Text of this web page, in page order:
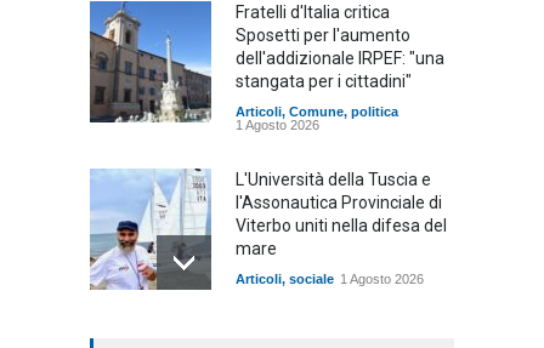
Fratelli d'Italia critica
Sposetti per l'aumento
dell'addizionale IRPEF: "una
stangata per i cittadini"
Articoli, Comune, politica
1 Agosto 2026
L'Università della Tuscia e
l'Assonautica Provinciale di
Viterbo uniti nella difesa del
mare
Articoli, sociale 1 Agosto 2026